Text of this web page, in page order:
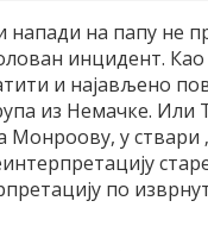
на папу не
инцидент.
и најављено
из Немачке. Или
Монроову, у
по